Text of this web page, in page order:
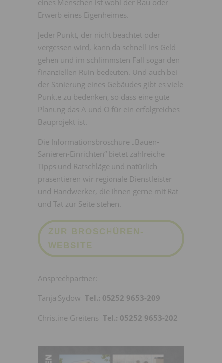
eines Menschen ist wohl der Bau oder
Erwerb eines Eigenheimes.
Jeder Punkt, der nicht beachtet oder
vergessen wird, kann da schnell ins Geld
gehen und im schlimmsten Fall sogar den
finanziellen Ruin bedeuten. Und auch bei
der Sanierung eines Gebäudes gibt es viele
Punkte zu bedenken, so dass eine gute
Planung das A und O für ein erfolgreiches
Bauprojekt ist.
Die Informationsbroschüre „Bauen-
Sanieren-Einrichten“ bietet zahlreiche
Tipps und Ratschläge und natürlich
präsentieren wir regionale Dienstleister
und Handwerker, die Ihnen gerne mit Rat
und Tat zur Seite stehen.
ZUR BROSCHÜREN-
WEBSITE
Ansprechpartner:
Tanja Sydow Tel.: 05252 9653-209
Christine Greitens Tel.: 05252 9653-202